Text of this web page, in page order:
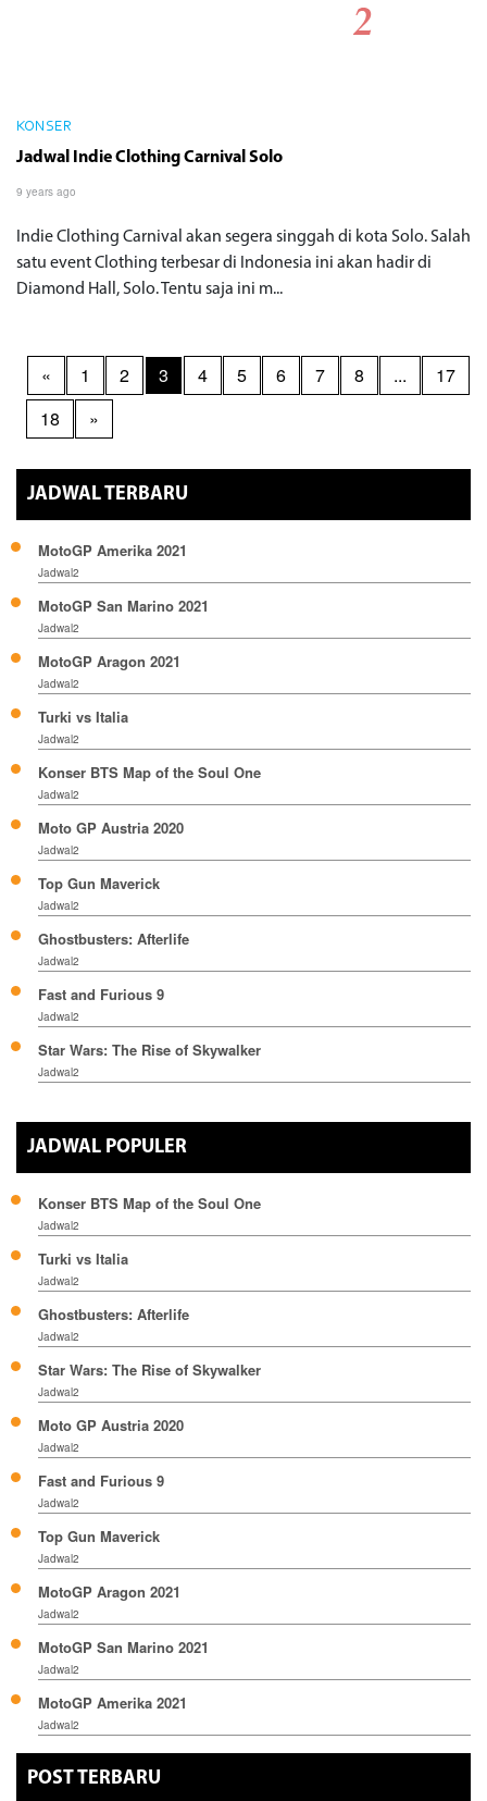
KONSER
Jadwal Indie Clothing Carnival Solo
9 years ago
Indie Clothing Carnival akan segera singgah di kota Solo. Salah
satu event Clothing terbesar di Indonesia ini akan hadir di
Diamond Hall, Solo. Tentu saja ini m...
« 1 2 3 4 5 6 7 8 ...
17
18
»
JADWAL TERBARU
MotoGP Amerika 2021
Jadwal2
MotoGP San Marino 2021
Jadwal2
MotoGP Aragon 2021
Jadwal2
Turki vs Italia
Jadwal2
Konser BTS Map of the Soul One
Jadwal2
Moto GP Austria 2020
Jadwal2
Top Gun Maverick
Jadwal2
Ghostbusters: Afterlife
Jadwal2
Fast and Furious 9
Jadwal2
Star Wars: The Rise of Skywalker
Jadwal2
JADWAL POPULER
Konser BTS Map of the Soul One
Jadwal2
Turki vs Italia
Jadwal2
Ghostbusters: Afterlife
Jadwal2
Star Wars: The Rise of Skywalker
Jadwal2
Moto GP Austria 2020
Jadwal2
Fast and Furious 9
Jadwal2
Top Gun Maverick
Jadwal2
MotoGP Aragon 2021
Jadwal2
MotoGP San Marino 2021
Jadwal2
MotoGP Amerika 2021
Jadwal2
POST TERBARU